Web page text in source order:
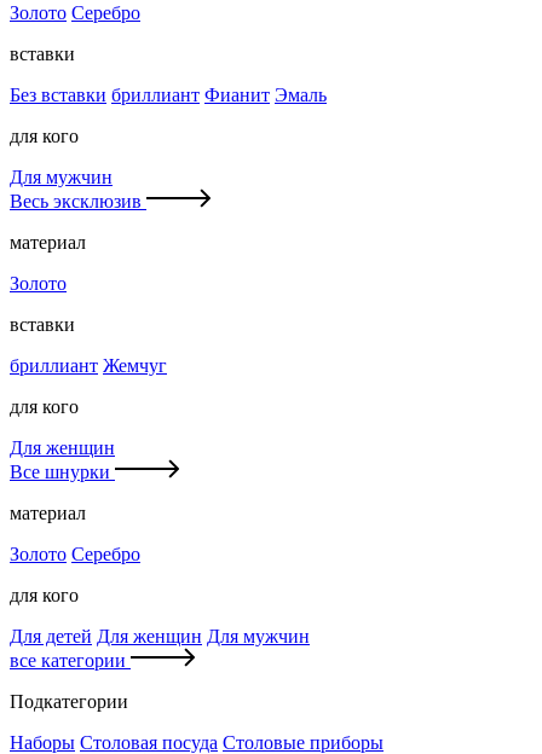
Золото Серебро
вставки
Без вставки бриллиант Фианит Эмаль
для кого
Для мужчин
Весь эксклюзив
материал
Золото
вставки
бриллиант Жемчуг
для кого
Для женщин
Все шнурки
материал
Золото Серебро
для кого
Для детей Для женщин Для мужчин
все категории
Подкатегории
Наборы Столовая посуда Столовые приборы